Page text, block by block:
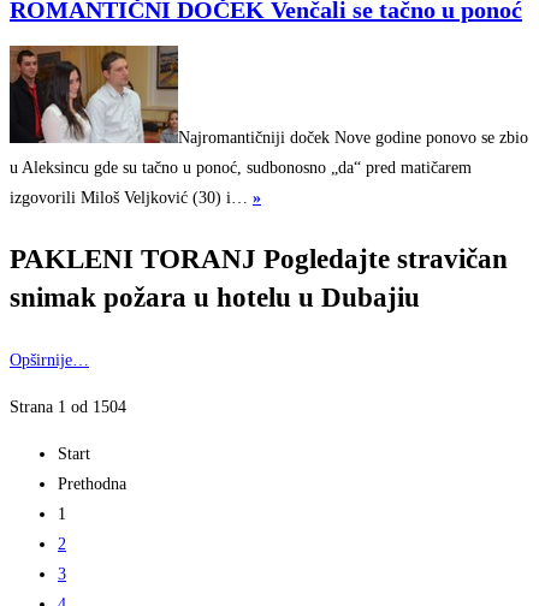
ROMANTIČNI DOČEK Venčali se tačno u ponoć
Najromantičniji doček Nove godine ponovo se zbio
u Aleksincu gde su tačno u ponoć, sudbonosno „da“ pred matičarem
izgovorili Miloš Veljković (30) i… »
PAKLENI TORANJ Pogledajte stravičan
snimak požara u hotelu u Dubajiu
Opširnije…
Strana 1 od 1504
Start
Prethodna
1
2
3